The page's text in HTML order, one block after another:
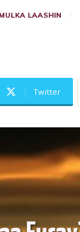
LAASHIN
Twitter